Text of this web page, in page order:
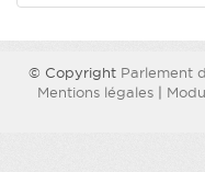
© Copyright Parlement
Mentions légales|